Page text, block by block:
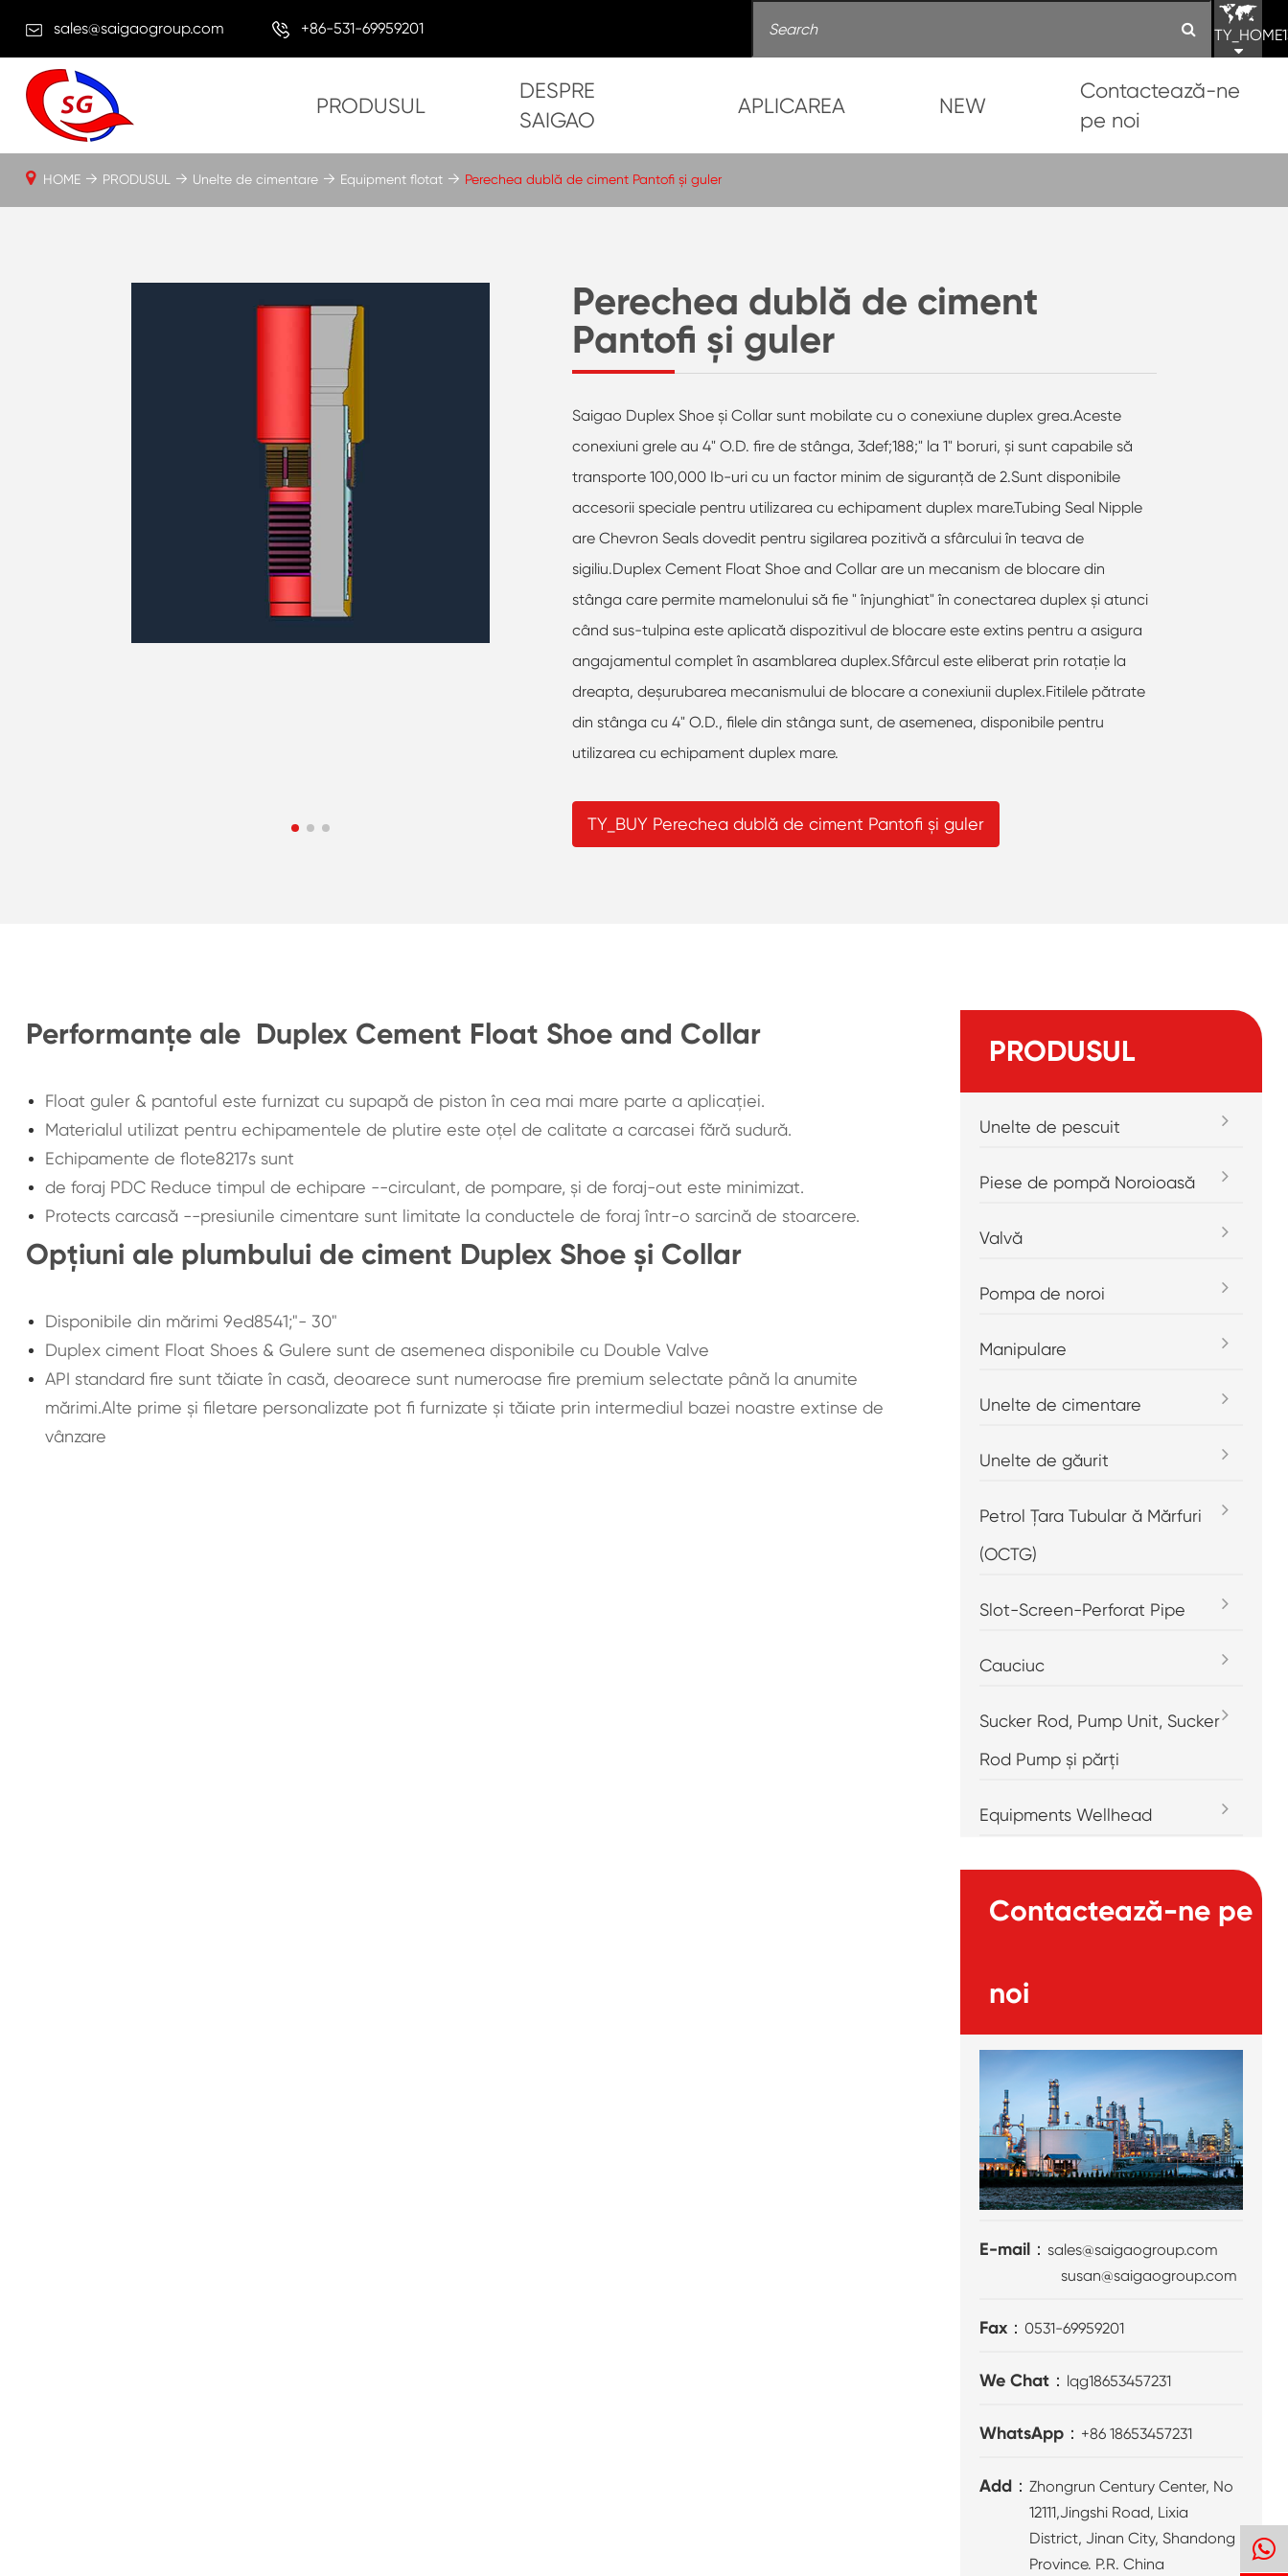
sales@saigaogroup.com +86-531-69959201
PRODUSUL
DESPRE
SAIGAO
APLICAREA NEW
Contactează-ne
pe noi
Perechea dublă de ciment
Pantofi și guler
Saigao Duplex Shoe și Collar sunt mobilate cu o conexiune duplex grea.Aceste
conexiuni grele au 4" O.D. fire de stânga, 3def;188;" la 1" boruri, și sunt capabile să
transporte 100,000 Ib-uri cu un factor minim de siguranță de 2.Sunt disponibile
accesorii speciale pentru utilizarea cu echipament duplex mare.Tubing Seal Nipple
are Chevron Seals dovedit pentru sigilarea pozitivă a sfârcului în teava de
sigiliu.Duplex Cement Float Shoe and Collar are un mecanism de blocare din
stânga care permite mamelonului să fie " înjunghiat" în conectarea duplex și atunci
când sus-tulpina este aplicată dispozitivul de blocare este extins pentru a asigura
angajamentul complet în asamblarea duplex.Sfârcul este eliberat prin rotație la
dreapta, deșurubarea mecanismului de blocare a conexiunii duplex.Fitilele pătrate
din stânga cu 4" O.D., filele din stânga sunt, de asemenea, disponibile pentru
utilizarea cu echipament duplex mare.
TY_BUY Perechea dublă de ciment Pantofi și guler
HOME PRODUSUL Unelte de cimentare Equipment flotat Perechea dublă de ciment Pantofi și guler
Performanțe ale Duplex Cement Float Shoe and Collar
Float guler & pantoful este furnizat cu supapă de piston în cea mai mare parte a aplicației.
Materialul utilizat pentru echipamentele de plutire este oțel de calitate a carcasei fără sudură.
Echipamente de flote8217s sunt
de foraj PDC Reduce timpul de echipare --circulant, de pompare, și de foraj-out este minimizat.
Protects carcasă --presiunile cimentare sunt limitate la conductele de foraj într-o sarcină de stoarcere.
Opțiuni ale plumbului de ciment Duplex Shoe și Collar
Disponibile din mărimi 9ed8541;"- 30"
Duplex ciment Float Shoes & Gulere sunt de asemenea disponibile cu Double Valve
API standard fire sunt tăiate în casă, deoarece sunt numeroase fire premium selectate până la anumite
mărimi.Alte prime și filetare personalizate pot fi furnizate și tăiate prin intermediul bazei noastre extinse de
vânzare
PRODUSUL
Unelte de pescuit
Piese de pompă Noroioasă
Valvă
Pompa de noroi
Manipulare
Unelte de cimentare
Unelte de găurit
Petrol Țara Tubular ă Mărfuri
(OCTG)
Slot-Screen-Perforat Pipe
Cauciuc
Sucker Rod, Pump Unit, Sucker
Rod Pump și părți
Equipments Wellhead
Contactează-ne pe
noi
E-mail：sales@saigaogroup.com
susan@saigaogroup.com
Fax：0531-69959201
We Chat： lqg18653457231
WhatsApp： +86 18653457231
Add：Zhongrun Century Center, No
12111,Jingshi Road, Lixia
District, Jinan City, Shandong
Province. P.R. China